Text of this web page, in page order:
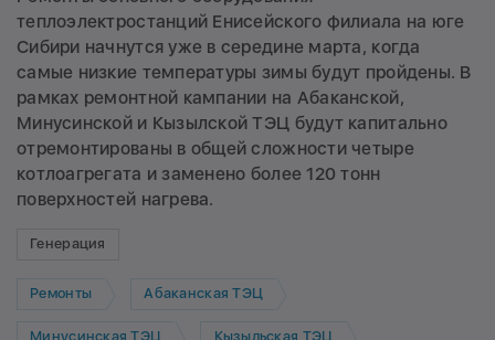
теплоэлектростанций Енисейского филиала на юге
Сибири начнутся уже в середине марта, когда
самые низкие температуры зимы будут пройдены. В
рамках ремонтной кампании на Абаканской,
Минусинской и Кызылской ТЭЦ будут капитально
отремонтированы в общей сложности четыре
котлоагрегата и заменено более 120 тонн
поверхностей нагрева.
Генерация
Ремонты Абаканская ТЭЦ
Минусинская ТЭЦ Кызыльская ТЭЦ